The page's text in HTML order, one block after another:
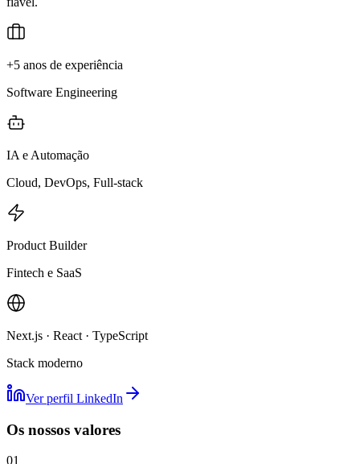
+5 anos de experiência
Software Engineering
IA e Automação
Cloud, DevOps, Full-stack
Product Builder
Fintech e SaaS
Next.js · React · TypeScript
Stack moderno
Ver perfil LinkedIn
Os nossos valores
01